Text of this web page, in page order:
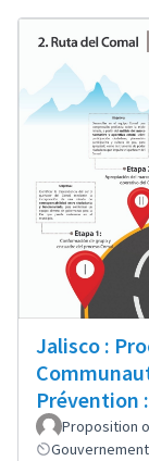
Jalisco :
Prévention
Proposition